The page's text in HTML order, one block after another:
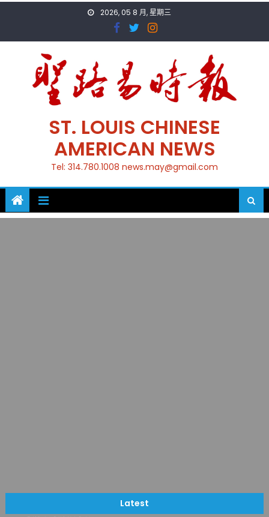
2026, 05 8 月, 星期三
ST. LOUIS CHINESE
AMERICAN NEWS
Tel: 314.780.1008 news.may@gmail.com
Latest
筝声与琴韵交汇：刘励(Li Statler)与钢琴家Darek演绎一场古筝